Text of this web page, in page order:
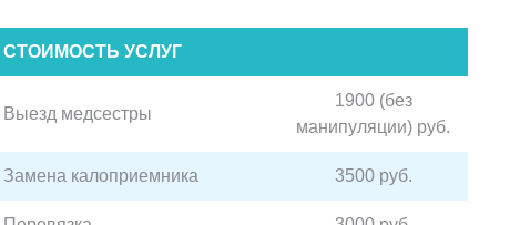
СТОИМОСТЬ УСЛУГ
Выезд медсестры
1900 (без
манипуляции) руб.
Замена калоприемника 3500 руб.